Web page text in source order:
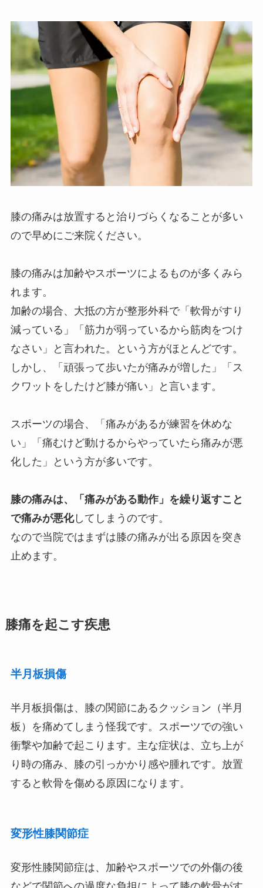
膝の痛みは放置すると治りづらくなることが多い
ので早めにご来院ください。
膝の痛みは加齢やスポーツによるものが多くみら
れます。
加齢の場合、大抵の方が整形外科で「軟骨がすり
減っている」「筋力が弱っているから筋肉をつけ
なさい」と言われた。という方がほとんどです。
しかし、「頑張って歩いたが痛みが増した」「ス
クワットをしたけど膝が痛い」と言います。
スポーツの場合、「痛みがあるが練習を休めな
い」「痛むけど動けるからやっていたら痛みが悪
化した」という方が多いです。
膝の痛みは、「痛みがある動作」を繰り返すこと
で痛みが悪化してしまうのです。
なので当院ではまずは膝の痛みが出る原因を突き
止めます。
膝痛を起こす疾患
半月板損傷
半月板損傷は、膝の関節にあるクッション（半月
板）を痛めてしまう怪我です。スポーツでの強い
衝撃や加齢で起こります。主な症状は、立ち上が
り時の痛み、膝の引っかかり感や腫れです。放置
すると軟骨を傷める原因になります。
変形性膝関節症
変形性膝関節症は、加齢やスポーツでの外傷の後